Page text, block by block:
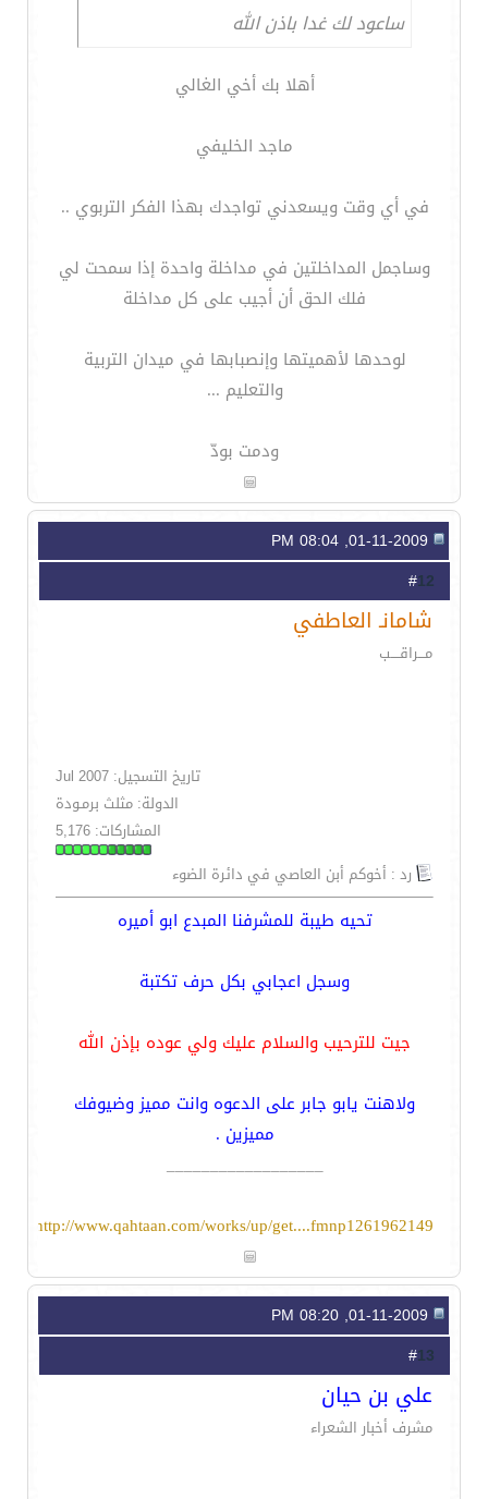
ساعود لك غدا باذن الله
أهلا بك أخي الغالي
ماجد الخليفي
في أي وقت ويسعدني تواجدك بهذا الفكر التربوي ..
وساجمل المداخلتين في مداخلة واحدة إذا سمحت لي
فلك الحق أن أجيب على كل مداخلة
لوحدها لأهميتها وإنصبابها في ميدان التربية
والتعليم ...
ودمت بودّ
12
شامانـ العاطفي
مـــراقــــب
تاريخ التسجيل: Jul 2007
الدولة: مثلث برمـودة
المشاركات: 5,176
رد : أخوكم أبن العاصي في دائرة الضوء
تحيه طيبة للمشرفنا المبدع ابو أميره
وسجل اعجابي بكل حرف تكتبة
جيت للترحيب والسلام عليك ولي عوده بإذن الله
ولاهنت يابو جابر على الدعوه وانت مميز وضيوفك
مميزين .
__________________
http://www.qahtaan.com/works/up/get....fmnp1261962149
13
علي بن حيان
مشرف أخبار الشعراء